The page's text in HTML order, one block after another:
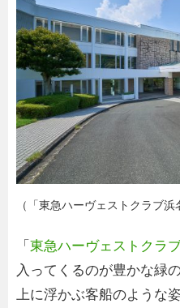
（「東急ハーヴェストクラブ浜
「 東急ハーヴェストクラ
入ってくるのが豊かな緑
上に浮かぶ客船のような